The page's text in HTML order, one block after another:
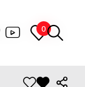
0
0